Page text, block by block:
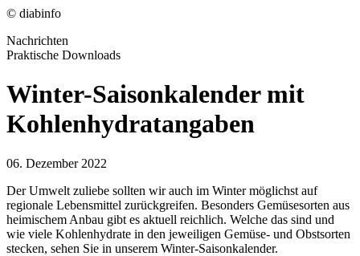
© diabinfo
Nachrichten
Praktische Downloads
Winter-Saisonkalender mit
Kohlenhydratangaben
06. Dezember 2022
Der Umwelt zuliebe sollten wir auch im Winter möglichst auf
regionale Lebensmittel zurückgreifen. Besonders Gemüsesorten aus
heimischem Anbau gibt es aktuell reichlich. Welche das sind und
wie viele Kohlenhydrate in den jeweiligen Gemüse- und Obstsorten
stecken, sehen Sie in unserem Winter-Saisonkalender.